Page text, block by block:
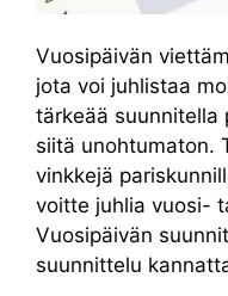
Vuosipäivän
jota voi juhlistaa
tärkeää suunnitella
siitä unohtumaton.
vinkkejä
voitte juhlia vuosi-
Vuosipäivän
suunnittelu